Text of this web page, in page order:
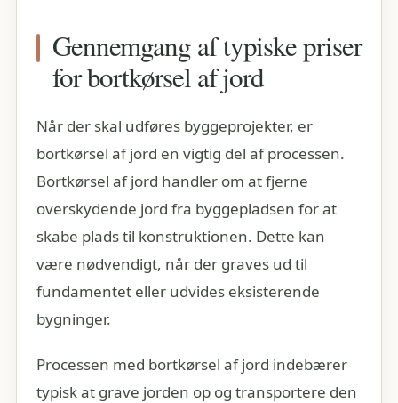
Gennemgang af typiske priser
for bortkørsel af jord
Når der skal udføres byggeprojekter, er
bortkørsel af jord en vigtig del af processen.
Bortkørsel af jord handler om at fjerne
overskydende jord fra byggepladsen for at
skabe plads til konstruktionen. Dette kan
være nødvendigt, når der graves ud til
fundamentet eller udvides eksisterende
bygninger.
Processen med bortkørsel af jord indebærer
typisk at grave jorden op og transportere den